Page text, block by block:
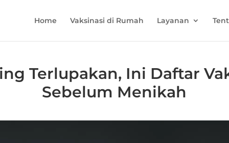
Home Vaksinasi di Rumah Layanan
Terlupakan, Ini Daftar
Sebelum Menikah